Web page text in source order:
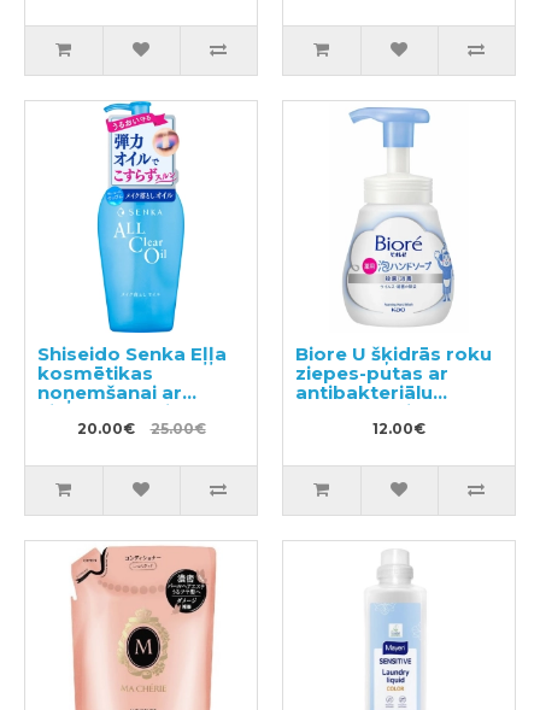
Shiseido Senka Eļļa
kosmētikas
noņemšanai ar
hialuronskābi 230ml
20.00€ 25.00€
Biore U šķidrās roku
ziepes-putas ar
antibakteriālu
efektu, ar vieglu
citrusu aromātu
12.00€